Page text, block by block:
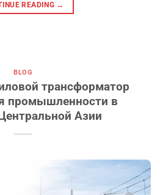
READING →
BLOG
трансформатор
промышленности в
Азии